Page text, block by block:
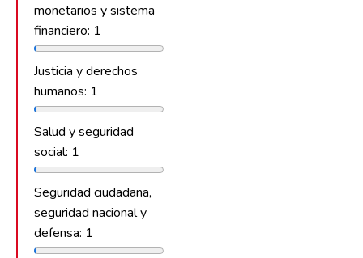
monetarios y sistema
financiero: 1
Justicia y derechos
humanos: 1
Salud y seguridad
social: 1
Seguridad ciudadana,
seguridad nacional y
defensa: 1